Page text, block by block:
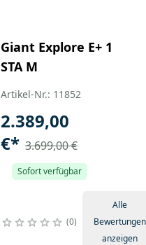
Giant Explore E+ 1
STA M
Artikel-Nr.: 11852
2.389,00
€* 3.699,00 €
Sofort verfügbar
0
Alle
Bewertungen
anzeigen